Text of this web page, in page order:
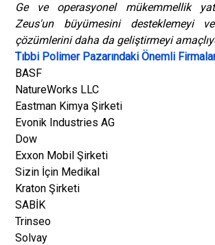
Ge ve operasyonel mükemmellik
Zeus'un büyümesini desteklemeyi
çözümlerini daha da geliştirmeyi
Tıbbi Polimer Pazarındaki Önemli
BASF
NatureWorks LLC
Eastman Kimya Şirketi
Evonik Industries AG
Dow
Exxon Mobil Şirketi
Sizin İçin Medikal
Kraton Şirketi
SABİK
Trinseo
Solvay